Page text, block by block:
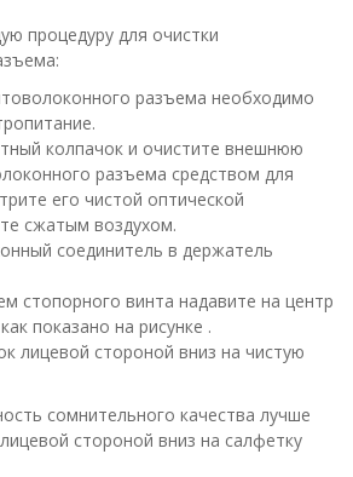
процедуру для очистки
разъема необходимо
колпачок и очистите внешнюю
разъема средством для
его чистой оптической
сжатым воздухом.
соединитель в держатель
стопорного винта надавите на центр
показано на рисунке .
лицевой стороной вниз на чистую
сомнительного качества лучше
стороной вниз на салфетку